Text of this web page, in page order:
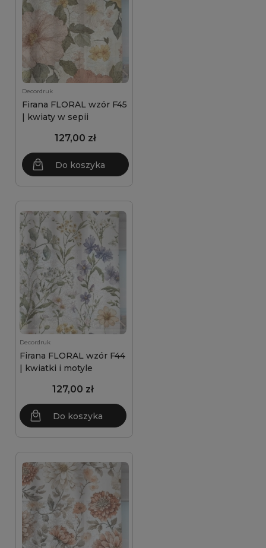
Decordruk
Firana FLORAL wzór F45
| kwiaty w sepii
127,00 zł
Do koszyka
Decordruk
Firana FLORAL wzór F44
| kwiatki i motyle
127,00 zł
Do koszyka